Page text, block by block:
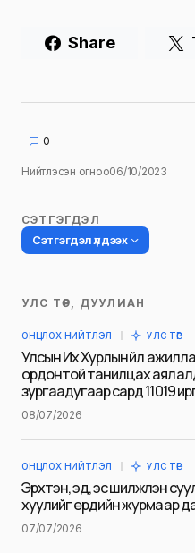
Share
0
Нийтлэсэн огноо06/10/2023
СЭТГЭГДЭЛ
Сэтгэгдэл үлдээх
Таны имэйл хаягийг
тэмдэглэсэн
Name
УЛС ТӨР, ДУУЛИАН
ОНЦЛОХ НИЙТЛЭЛ УЛС ТӨР
Улсын Их Хурлын үйл
ордонтой танилцах
зургаадугаар сард 11019
08/07/2026
ОНЦЛОХ НИЙТЛЭЛ УЛС ТӨР
Эрхтэн, эд, эс шилжүүлэн
хуулийг ердийн журмаар
07/07/2026